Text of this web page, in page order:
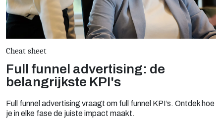
Cheat sheet
Full funnel advertising: de
belangrijkste KPI's
Full funnel advertising vraagt om full funnel KPI’s. Ontdek hoe
je in elke fase de juiste impact maakt.